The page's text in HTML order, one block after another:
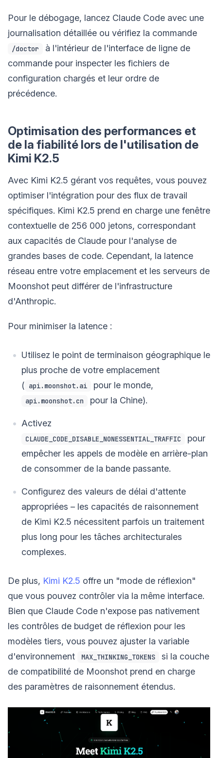
Pour le débogage, lancez Claude Code avec une
journalisation détaillée ou vérifiez la commande
/doctor
à l'intérieur de l'interface de ligne de
commande pour inspecter les fichiers de
configuration chargés et leur ordre de
précédence.
Optimisation des performances et
de la fiabilité lors de l'utilisation de
Kimi K2.5
Avec Kimi K2.5 gérant vos requêtes, vous pouvez
optimiser l'intégration pour des flux de travail
spécifiques. Kimi K2.5 prend en charge une fenêtre
contextuelle de 256 000 jetons, correspondant
aux capacités de Claude pour l'analyse de
grandes bases de code. Cependant, la latence
réseau entre votre emplacement et les serveurs de
Moonshot peut différer de l'infrastructure
d'Anthropic.
Pour minimiser la latence :
Utilisez le point de terminaison géographique le
plus proche de votre emplacement
( api.moonshot.ai pour le monde,
api.moonshot.cn pour la Chine).
Activez
CLAUDE_CODE_DISABLE_NONESSENTIAL_TRAFFIC
pour
empêcher les appels de modèle en arrière-plan
de consommer de la bande passante.
Configurez des valeurs de délai d'attente
appropriées – les capacités de raisonnement
de Kimi K2.5 nécessitent parfois un traitement
plus long pour les tâches architecturales
complexes.
De plus, Kimi K2.5 offre un "mode de réflexion"
que vous pouvez contrôler via la même interface.
Bien que Claude Code n'expose pas nativement
les contrôles de budget de réflexion pour les
modèles tiers, vous pouvez ajuster la variable
d'environnement
MAX_THINKING_TOKENS
si la couche
de compatibilité de Moonshot prend en charge
des paramètres de raisonnement étendus.